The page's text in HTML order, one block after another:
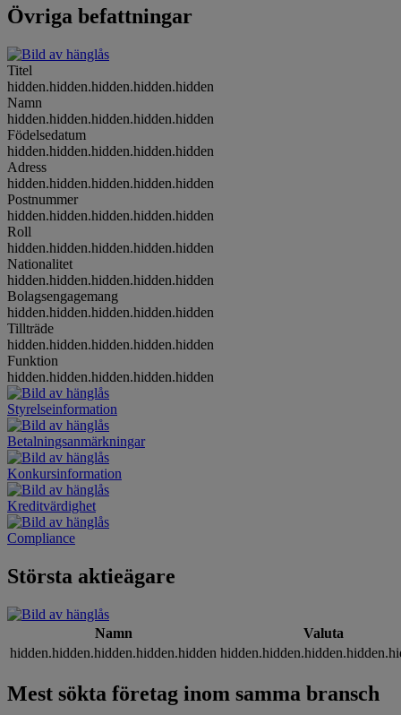
Övriga befattningar
Titel
hidden.hidden.hidden.hidden.hidden
Namn
hidden.hidden.hidden.hidden.hidden
Födelsedatum
hidden.hidden.hidden.hidden.hidden
Adress
hidden.hidden.hidden.hidden.hidden
Postnummer
hidden.hidden.hidden.hidden.hidden
Roll
hidden.hidden.hidden.hidden.hidden
Nationalitet
hidden.hidden.hidden.hidden.hidden
Bolagsengagemang
hidden.hidden.hidden.hidden.hidden
Tillträde
hidden.hidden.hidden.hidden.hidden
Funktion
hidden.hidden.hidden.hidden.hidden
Styrelseinformation
Betalningsanmärkningar
Konkursinformation
Kreditvärdighet
Compliance
Största aktieägare
Namn
Valuta
hidden.hidden.hidden.hidden.hidden
Mest sökta företag inom samma bransch